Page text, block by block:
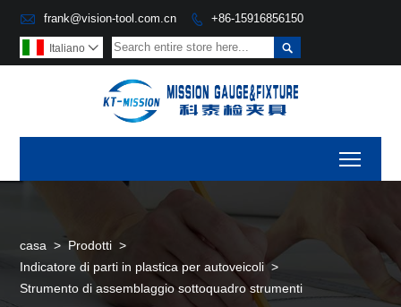
 frank@vision-tool.com.cn  +86-15916856150

Italiano 
casa > Prodotti >
Indicatore di parti in plastica per autoveicoli >
Strumento di assemblaggio sottoquadro strumenti